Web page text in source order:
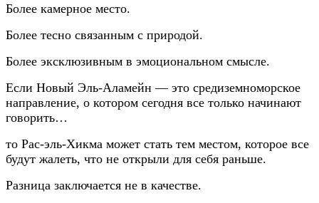
Более камерное место.
Более тесно связанным с природой.
Более эксклюзивным в эмоциональном смысле.
Если Новый Эль-Аламейн — это средиземноморское
направление, о котором сегодня все только начинают
говорить…
то Рас-эль-Хикма может стать тем местом, которое все
будут жалеть, что не открыли для себя раньше.
Разница заключается не в качестве.